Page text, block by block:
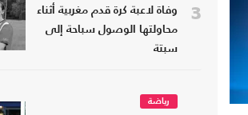
3
وفاة لاعبة كرة قدم مغربية أثناء
محاولتها الوصول سباحة إلى
سبتة
رياضة